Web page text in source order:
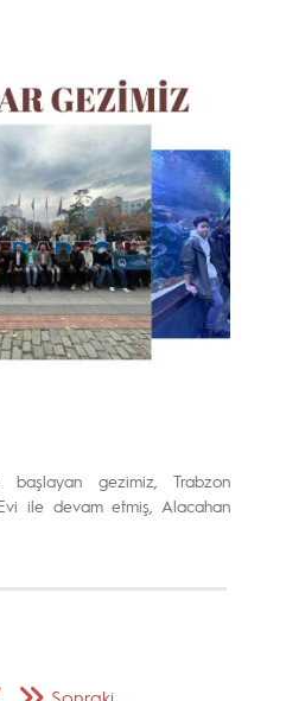
gezimiz, Trabzon
ile devam etmiş, Alacahan